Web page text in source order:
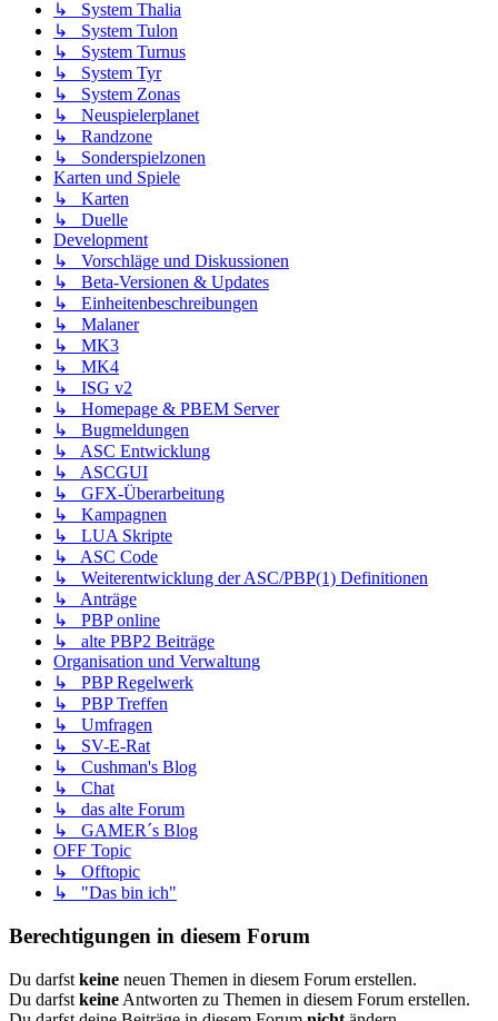
↳ System Thalia
↳ System Tulon
↳ System Turnus
↳ System Tyr
↳ System Zonas
↳ Neuspielerplanet
↳ Randzone
↳ Sonderspielzonen
Karten und Spiele
↳ Karten
↳ Duelle
Development
↳ Vorschläge und Diskussionen
↳ Beta-Versionen & Updates
↳ Einheitenbeschreibungen
↳ Malaner
↳ MK3
↳ MK4
↳ ISG v2
↳ Homepage & PBEM Server
↳ Bugmeldungen
↳ ASC Entwicklung
↳ ASCGUI
↳ GFX-Überarbeitung
↳ Kampagnen
↳ LUA Skripte
↳ ASC Code
↳ Weiterentwicklung der ASC/PBP(1) Definitionen
↳ Anträge
↳ PBP online
↳ alte PBP2 Beiträge
Organisation und Verwaltung
↳ PBP Regelwerk
↳ PBP Treffen
↳ Umfragen
↳ SV-E-Rat
↳ Cushman's Blog
↳ Chat
↳ das alte Forum
↳ GAMER´s Blog
OFF Topic
↳ Offtopic
↳ "Das bin ich"
Berechtigungen in diesem Forum
Du darfst keine neuen Themen in diesem Forum erstellen.
Du darfst keine Antworten zu Themen in diesem Forum erstellen.